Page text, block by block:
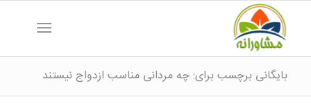
بایگانی برچسب برای: چه مردانی مناسب ازدواج نیستند